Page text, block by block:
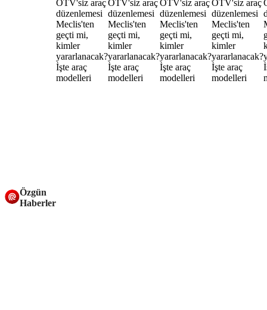
Özgün
Haberler